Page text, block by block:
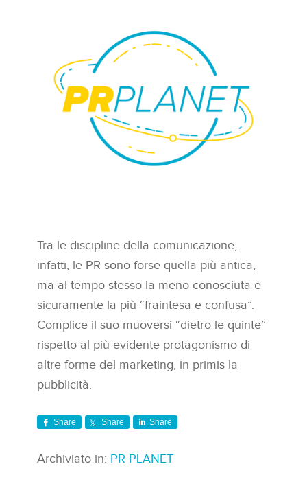
Tra le discipline della comunicazione,
infatti, le PR sono forse quella più antica,
ma al tempo stesso la meno conosciuta e
sicuramente la più “fraintesa e confusa”.
Complice il suo muoversi “dietro le quinte”
rispetto al più evidente protagonismo di
altre forme del marketing, in primis la
pubblicità.
Share Share Share
Archiviato in: PR PLANET